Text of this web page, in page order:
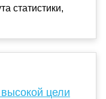
статистики,
цели